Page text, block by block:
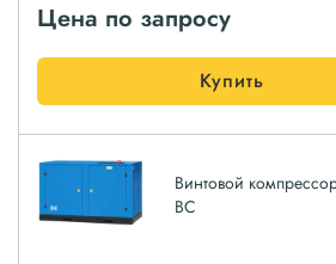
Цена по запросу
Купить
Винтовой
ВС